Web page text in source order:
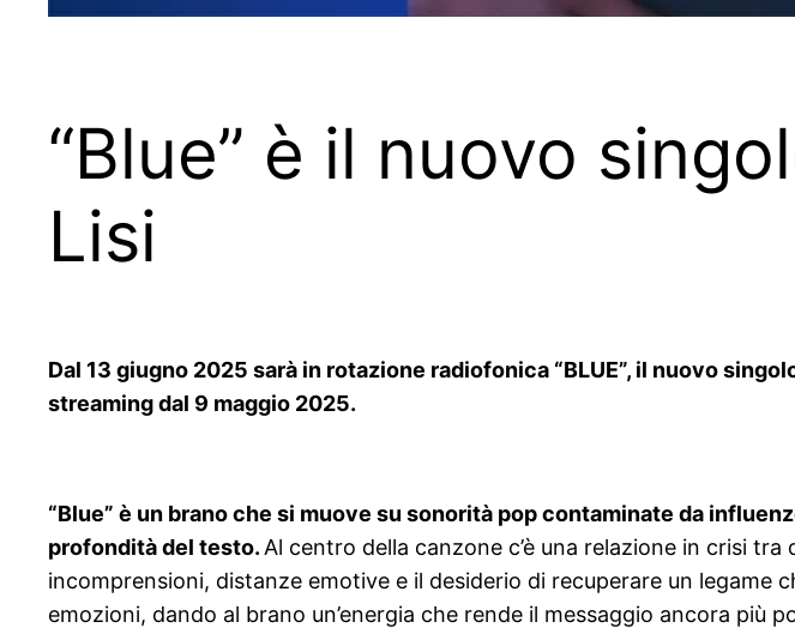
“Blue” è il nuovo
Lisi
Dal 13 giugno 2025 sarà in rotazione radiofonica “BLUE”, il nuovo
streaming dal 9 maggio 2025.
“Blue” è un brano che si muove su sonorità pop contaminate da
profondità del testo.Al centro della canzone c’è una relazione in crisi
incomprensioni, distanze emotive e il desiderio di recuperare un
emozioni, dando al brano un’energia che rende il messaggio ancora